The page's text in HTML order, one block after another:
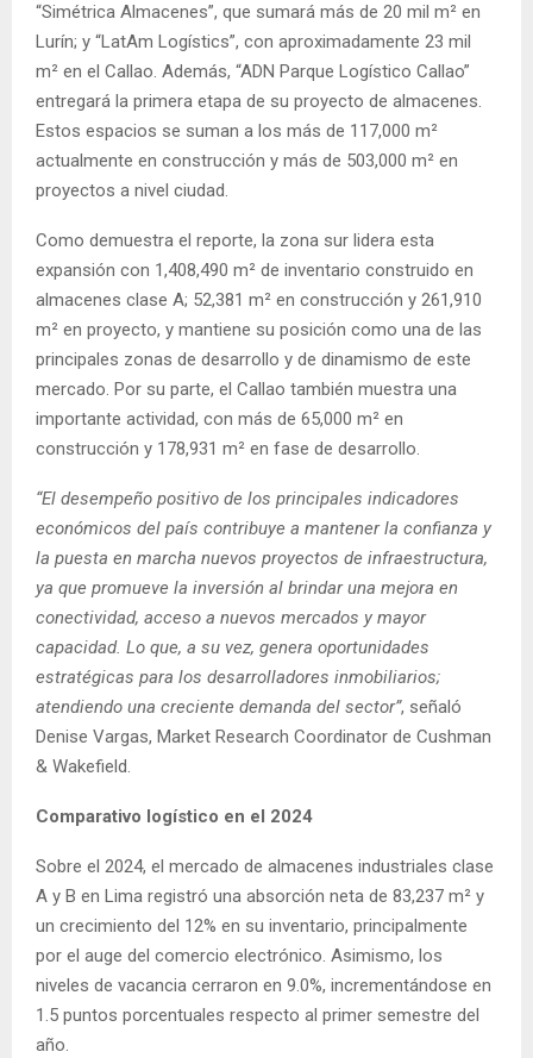
“Simétrica Almacenes”, que sumará más de 20 mil m² en
Lurín; y “LatAm Logístics”, con aproximadamente 23 mil
m² en el Callao. Además, “ADN Parque Logístico Callao”
entregará la primera etapa de su proyecto de almacenes.
Estos espacios se suman a los más de 117,000 m²
actualmente en construcción y más de 503,000 m² en
proyectos a nivel ciudad.
Como demuestra el reporte, la zona sur lidera esta
expansión con 1,408,490 m² de inventario construido en
almacenes clase A; 52,381 m² en construcción y 261,910
m² en proyecto, y mantiene su posición como una de las
principales zonas de desarrollo y de dinamismo de este
mercado. Por su parte, el Callao también muestra una
importante actividad, con más de 65,000 m² en
construcción y 178,931 m² en fase de desarrollo.
“El desempeño positivo de los principales indicadores
económicos del país contribuye a mantener la confianza y
la puesta en marcha nuevos proyectos de infraestructura,
ya que promueve la inversión al brindar una mejora en
conectividad, acceso a nuevos mercados y mayor
capacidad. Lo que, a su vez, genera oportunidades
estratégicas para los desarrolladores inmobiliarios;
atendiendo una creciente demanda del sector”, señaló
Denise Vargas, Market Research Coordinator de Cushman
& Wakefield.
Comparativo logístico en el 2024
Sobre el 2024, el mercado de almacenes industriales clase
A y B en Lima registró una absorción neta de 83,237 m² y
un crecimiento del 12% en su inventario, principalmente
por el auge del comercio electrónico. Asimismo, los
niveles de vacancia cerraron en 9.0%, incrementándose en
1.5 puntos porcentuales respecto al primer semestre del
año.